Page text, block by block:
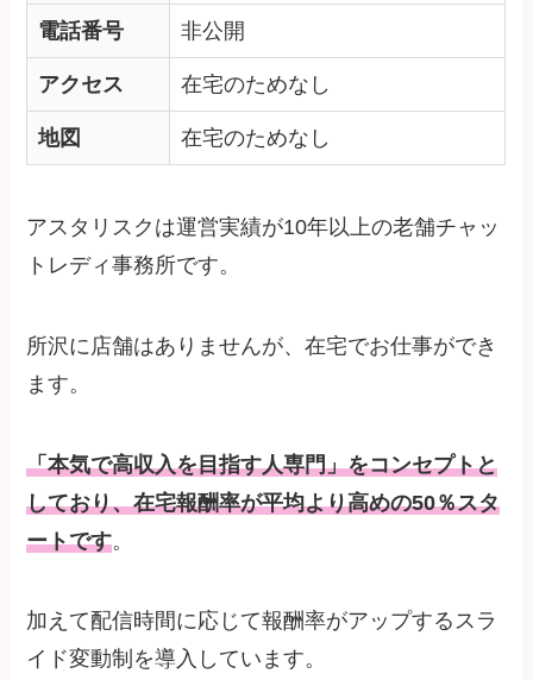
電話番号 非公開
アクセス 在宅のためなし
地図 在宅のためなし
アスタリスクは運営実績が10年以上の老舗チャッ
トレディ事務所です。
所沢に店舗はありませんが、在宅でお仕事ができ
ます。
「本気で高収入を目指す人専門」をコンセプトと
しており、在宅報酬率が平均より高めの50％スタ
ートです。
加えて配信時間に応じて報酬率がアップするスラ
イド変動制を導入しています。